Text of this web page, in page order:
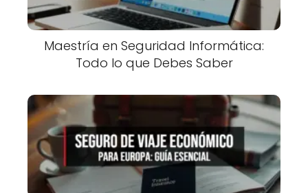
Maestría en Seguridad Informática:
Todo lo que Debes Saber